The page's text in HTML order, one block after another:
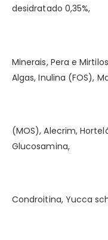
desidratado 0,35%,
Minerais, Pera e
Algas, Inulina (FOS),
(MOS), Alecrim,
Glucosamina,
Condroitina, Yucca